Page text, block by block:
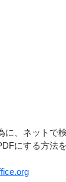
に、ネットで
にする方法